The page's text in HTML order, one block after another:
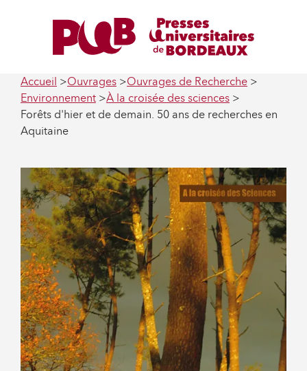
Accueil Ouvrages
Ouvrages de Recherche
Environnement
À la croisée des sciences
Forêts d'hier et de demain. 50 ans de recherches en
Aquitaine